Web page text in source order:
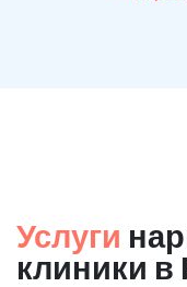
Услуги
клиники в